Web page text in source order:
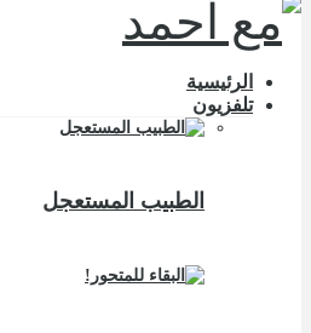
الرئيسية
تلفزيون
الطبيب المستعجل